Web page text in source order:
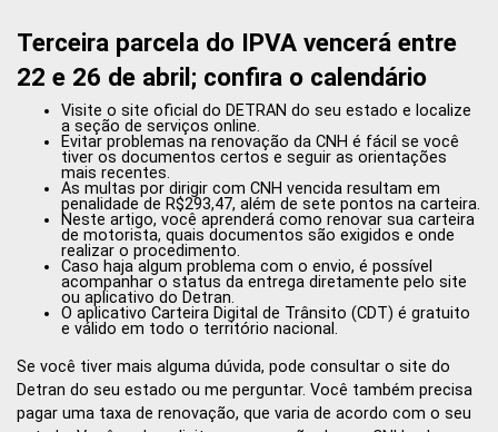
Terceira parcela do IPVA vencerá entre
22 e 26 de abril; confira o calendário
Visite o site oficial do DETRAN do seu estado e localize
a seção de serviços online.
Evitar problemas na renovação da CNH é fácil se você
tiver os documentos certos e seguir as orientações
mais recentes.
As multas por dirigir com CNH vencida resultam em
penalidade de R$293,47, além de sete pontos na carteira.
Neste artigo, você aprenderá como renovar sua carteira
de motorista, quais documentos são exigidos e onde
realizar o procedimento.
Caso haja algum problema com o envio, é possível
acompanhar o status da entrega diretamente pelo site
ou aplicativo do Detran.
O aplicativo Carteira Digital de Trânsito (CDT) é gratuito
e válido em todo o território nacional.
Se você tiver mais alguma dúvida, pode consultar o site do
Detran do seu estado ou me perguntar. Você também precisa
pagar uma taxa de renovação, que varia de acordo com o seu